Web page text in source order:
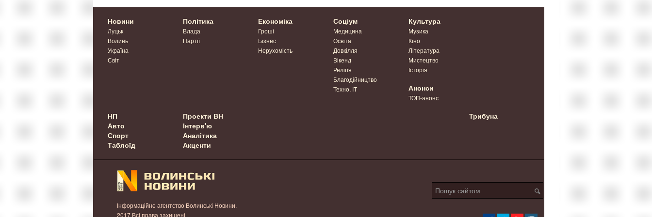
Новини
Луцьк
Волинь
Україна
Світ
Політика
Влада
Партії
Економіка
Гроші
Бізнес
Нерухомість
Соціум
Медицина
Освіта
Довкілля
Вікенд
Релігія
Благодійництво
Техно, IT
Культура
Музика
Кіно
Література
Мистецтво
Історія
Анонси
ТОП-анонс
НП
Авто
Спорт
Таблоїд
Проекти ВН
Інтерв'ю
Аналітика
Акценти
Трибуна
Інформаційне агентство Волинські Новини.
2017 Всі права захищені